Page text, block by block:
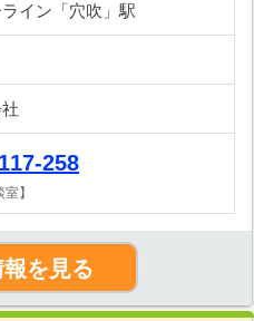
イン「穴吹」駅
258
】
を見る